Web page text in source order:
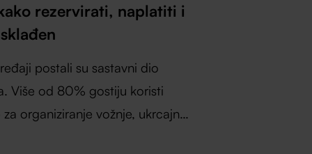
rezervirati, naplatiti i
postali su sastavni dio
Više od 80% gostiju koristi
organiziranje vožnje, ukrcajne